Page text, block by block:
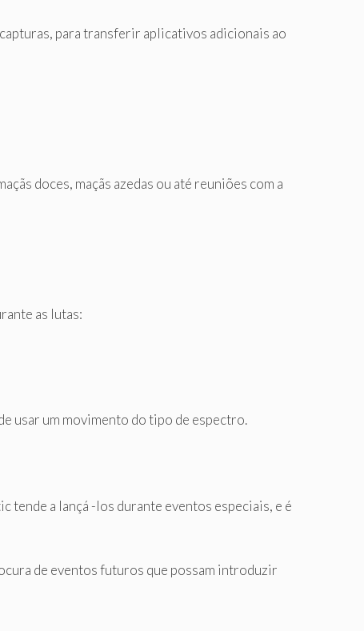
para transferir aplicativos adicionais ao
doces, maçãs azedas ou até reuniões com a
as lutas:
usar um movimento do tipo de espectro.
tende a lançá -los durante eventos especiais, e é
de eventos futuros que possam introduzir